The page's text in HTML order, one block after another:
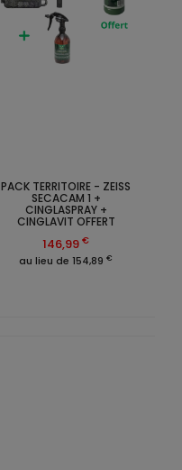
PACK TERRITOIRE - ZEISS
SECACAM 1 +
CINGLASPRAY +
CINGLAVIT OFFERT
146,99 €
au lieu de 154,89 €